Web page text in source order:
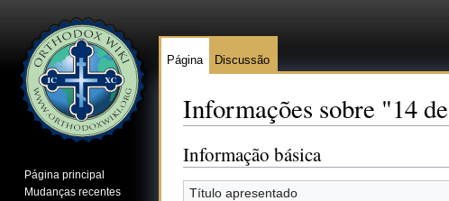
Informações sobre "14
Informação básica
Título apresentado
Página Discussão
Página principal
Mudanças recentes